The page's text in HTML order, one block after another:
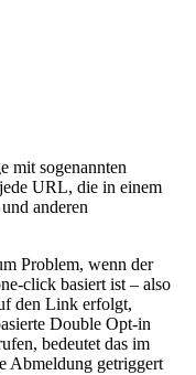
mit sogenannten
URL, die in einem
anderen
Problem, wenn der
click basiert ist – also
den Link erfolgt,
Double Opt-in
bedeutet das im
Abmeldung getriggert